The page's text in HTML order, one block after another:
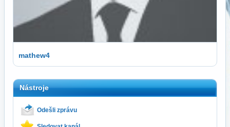
mathew4
Nástroje
Odešli zprávu